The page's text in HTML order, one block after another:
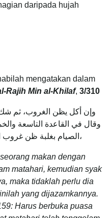
daripada hujah
mengatakan dalam
Rajih Min al-Khilaf, 3/310
وإن أكل يظن الغروب، ثم
وقال في القاعدة التاسعة
الصيام بغلبة ظن غروب الشمس في ظاهر المذهب،
makan dengan
matahari, kemudian syak
maka tidaklah perlu dia
yang dijazamkannya.
Harus berbuka puasa